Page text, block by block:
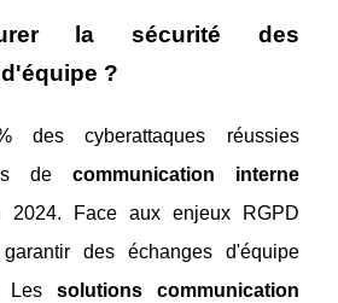
la sécurité des
?
des cyberattaques réussies
de communication interne
2024. Face aux enjeux RGPD
des échanges d'équipe
Les solutions communication